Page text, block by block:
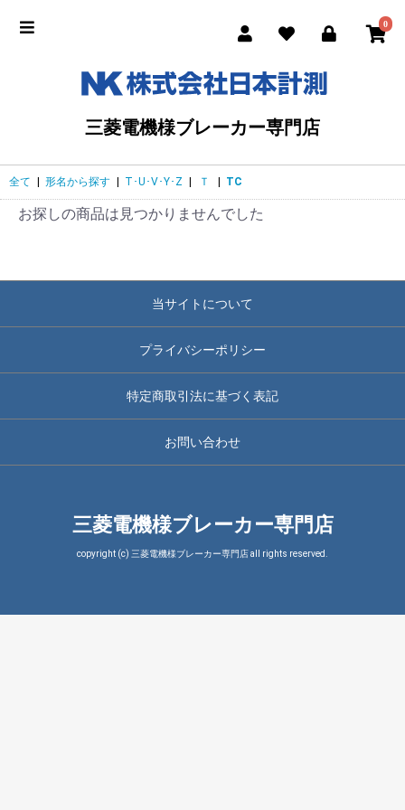
0
三菱電機様ブレーカー専門店
全て 形名から探す T･U･V･Y･Z Ｔ TC
お探しの商品は見つかりませんでした
当サイトについて
プライバシーポリシー
特定商取引法に基づく表記
お問い合わせ
三菱電機様ブレーカー専門店
copyright (c) 三菱電機様ブレーカー専門店 all rights reserved.